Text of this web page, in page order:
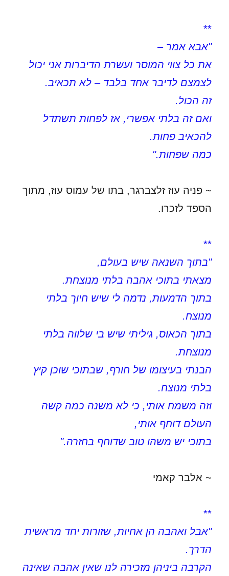
**
"אבא אמר –
את כל צווי המוסר ועשרת הדיברות אני יכול
לצמצם לדיבר אחד בלבד – לא תכאיב.
זה הכול.
ואם זה בלתי אפשרי, אז לפחות תשתדל
להכאיב פחות.
כמה שפחות."
~ פניה עוז זלצברגר, בתו של עמוס עוז, מתוך
הספד לזכרו.
**
"בתוך השנאה שיש בעולם,
מצאתי בתוכי אהבה בלתי מנוצחת.
בתוך הדמעות, נדמה לי שיש חיוך בלתי
מנוצח.
בתוך הכאוס, גיליתי שיש בי שלווה בלתי
מנוצחת.
הבנתי בעיצומו של חורף, שבתוכי שוכן קיץ
בלתי מנוצח.
וזה משמח אותי, כי לא משנה כמה קשה
העולם דוחף אותי,
בתוכי יש משהו טוב שדוחף בחזרה."
~ אלבר קאמי
**
"אבל ואהבה הן אחיות, שזורות יחד מראשית
הדרך.
הקרבה ביניהן מזכירה לנו שאין אהבה שאינה